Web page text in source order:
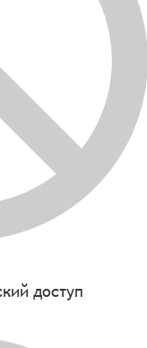
доступ